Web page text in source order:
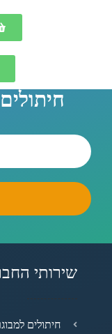
שירותי
חיתולים